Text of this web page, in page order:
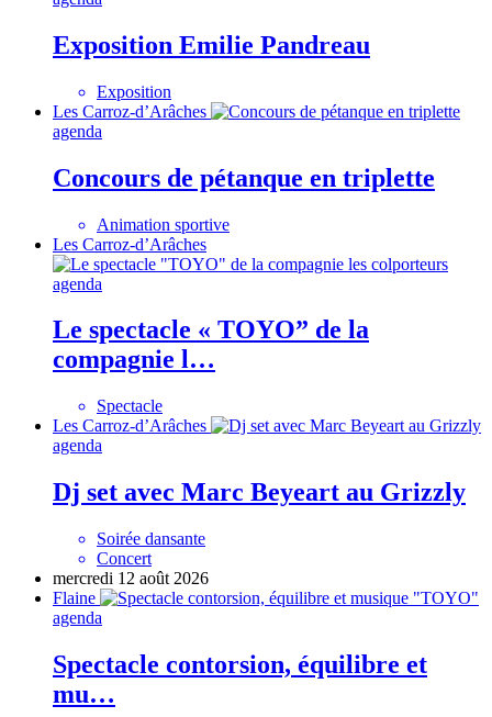
Exposition Emilie Pandreau
Exposition
Les Carroz-d’Arâches
agenda
Concours de pétanque en triplette
Animation sportive
Les Carroz-d’Arâches
agenda
Le spectacle « TOYO” de la
compagnie l…
Spectacle
Les Carroz-d’Arâches
agenda
Dj set avec Marc Beyeart au Grizzly
Soirée dansante
Concert
mercredi 12 août 2026
Flaine
agenda
Spectacle contorsion, équilibre et
mu…